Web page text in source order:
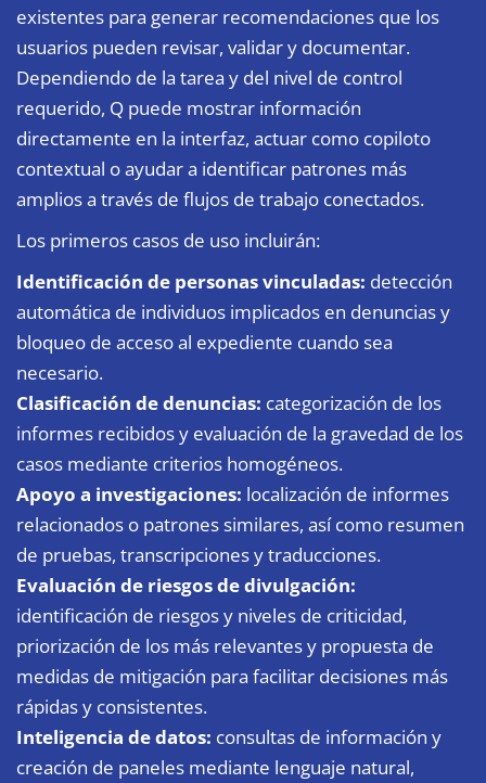
existentes para generar recomendaciones que los
usuarios pueden revisar, validar y documentar.
Dependiendo de la tarea y del nivel de control
requerido, Q puede mostrar información
directamente en la interfaz, actuar como copiloto
contextual o ayudar a identificar patrones más
amplios a través de flujos de trabajo conectados.
Los primeros casos de uso incluirán:
Identificación de personas vinculadas: detección
automática de individuos implicados en denuncias y
bloqueo de acceso al expediente cuando sea
necesario.
Clasificación de denuncias: categorización de los
informes recibidos y evaluación de la gravedad de los
casos mediante criterios homogéneos.
Apoyo a investigaciones: localización de informes
relacionados o patrones similares, así como resumen
de pruebas, transcripciones y traducciones.
Evaluación de riesgos de divulgación:
identificación de riesgos y niveles de criticidad,
priorización de los más relevantes y propuesta de
medidas de mitigación para facilitar decisiones más
rápidas y consistentes.
Inteligencia de datos: consultas de información y
creación de paneles mediante lenguaje natural,